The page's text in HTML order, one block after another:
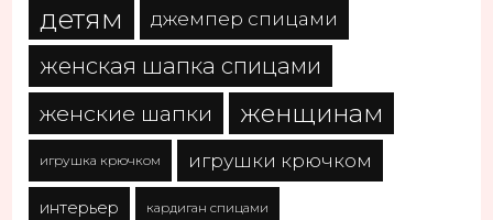
детям джемпер спицами
женская шапка спицами
женские шапки женщинам
игрушка крючком игрушки крючком
интерьер кардиган спицами